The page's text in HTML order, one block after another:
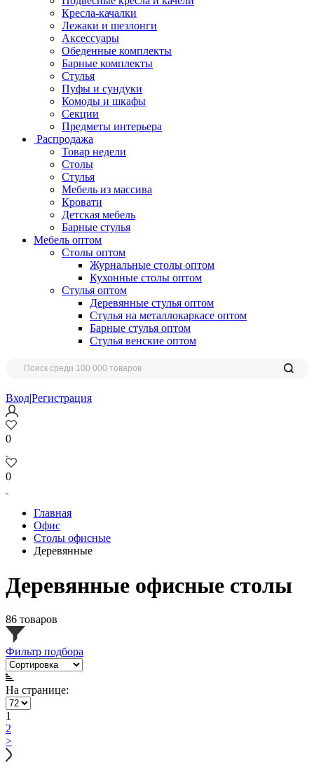
Кресла-качалки
Лежаки и шезлонги
Аксессуары
Обеденные комплекты
Барные комплекты
Стулья
Пуфы и сундуки
Комоды и шкафы
Секции
Предметы интерьера
Распродажа
Товар недели
Столы
Стулья
Мебель из массива
Кровати
Детская мебель
Барные стулья
Мебель оптом
Столы оптом
Журнальные столы оптом
Кухонные столы оптом
Стулья оптом
Деревянные стулья оптом
Стулья на металлокаркасе оптом
Барные стулья оптом
Стулья венские оптом
Вход|Регистрация
0
0
Главная
Офис
Столы офисные
Деревянные
Деревянные офисные столы
86 товаров
Фильтр подбора
На странице:
1
2
>